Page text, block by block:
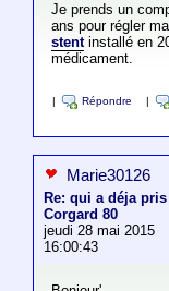
Je prends un
ans pour régler
stentinstallé en
médicament.
Répondre
Marie30126
Re: qui a déja
Corgard 80
jeudi 28 mai 2015
16:00:43